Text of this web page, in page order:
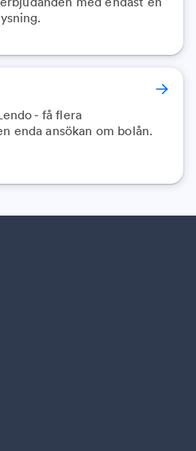
- få flera
enda ansökan om bolån.